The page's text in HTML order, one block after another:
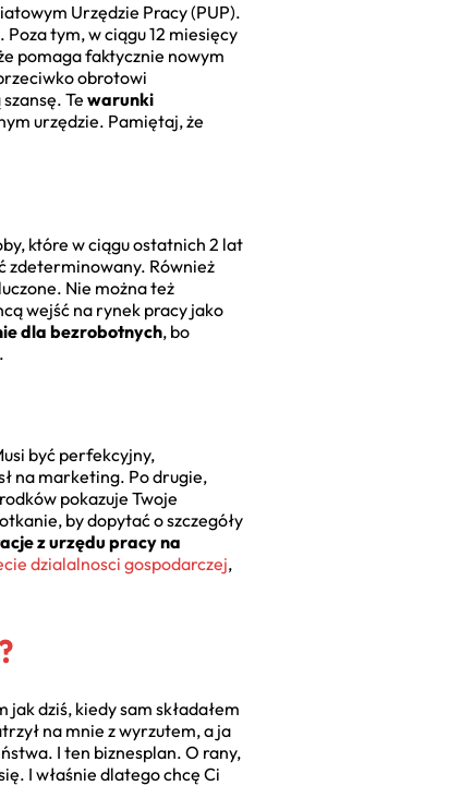
Urzędzie Pracy (PUP).
Poza tym, w ciągu 12 miesięcy
pomaga faktycznie nowym
obrotowi
Te warunki
urzędzie. Pamiętaj, że
które w ciągu ostatnich 2 lat
zdeterminowany. Również
Nie można też
wejść na rynek pracy jako
dla bezrobotnych, bo
być perfekcyjny,
na marketing. Po drugie,
pokazuje Twoje
by dopytać o szczegóły
z urzędu pracy na
dzialalnosci gospodarczej,
dziś, kiedy sam składałem
na mnie z wyrzutem, a ja
I ten biznesplan. O rany,
I właśnie dlatego chcę Ci